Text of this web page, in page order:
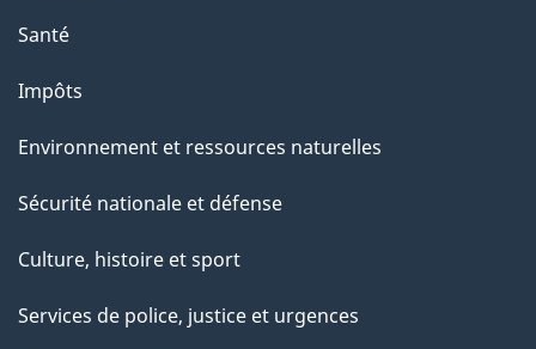
Santé
Impôts
Environnement et ressources naturelles
Sécurité nationale et défense
Culture, histoire et sport
Services de police, justice et urgences